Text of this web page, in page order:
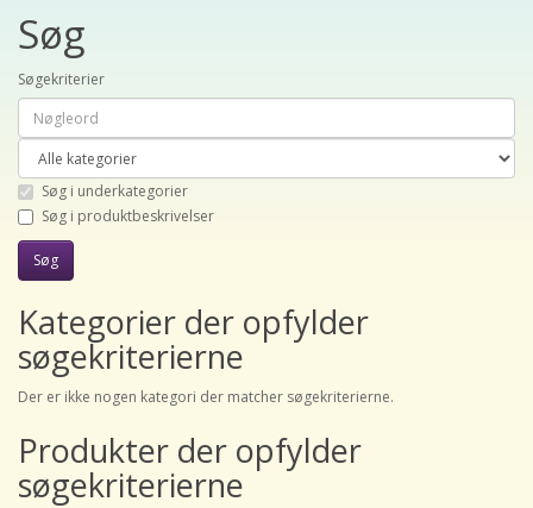
Søg
Søgekriterier
Søg i underkategorier
Søg i produktbeskrivelser
Kategorier der opfylder
søgekriterierne
Der er ikke nogen kategori der matcher søgekriterierne.
Produkter der opfylder
søgekriterierne